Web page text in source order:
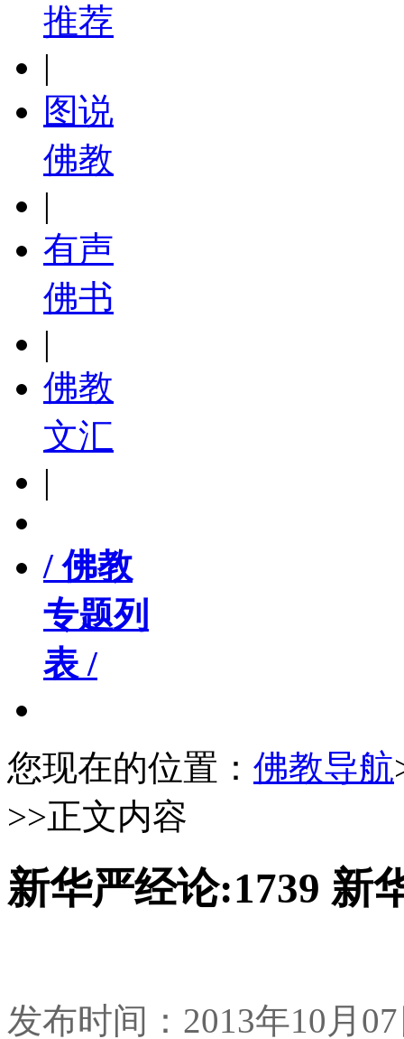
推荐
|
图说
佛教
|
有声
佛书
|
佛教
文汇
|
/ 佛教
专题列
表 /
您现在的位置： 佛教导航
>>正文内容
新华严经论:1739
发布时间：2013年10月